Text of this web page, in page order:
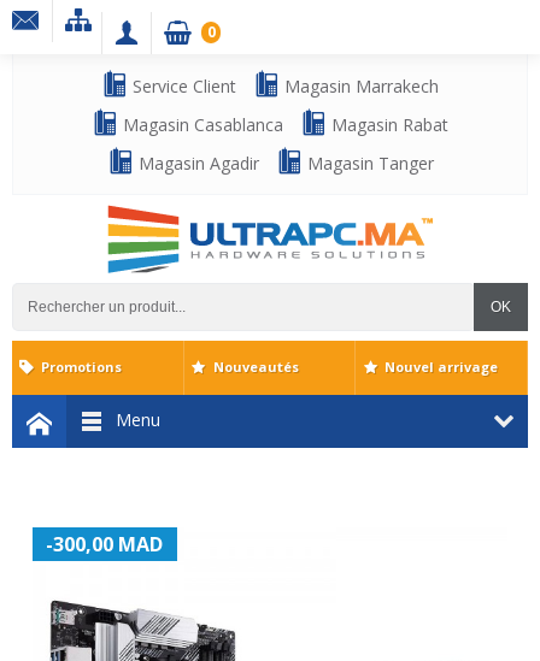
Service Client
Magasin Marrakech
Magasin Casablanca
Magasin Rabat
Magasin Agadir
Magasin Tanger
OK
0
Menu
Promotions Nouveautés Nouvel arrivage
-300,00 MAD